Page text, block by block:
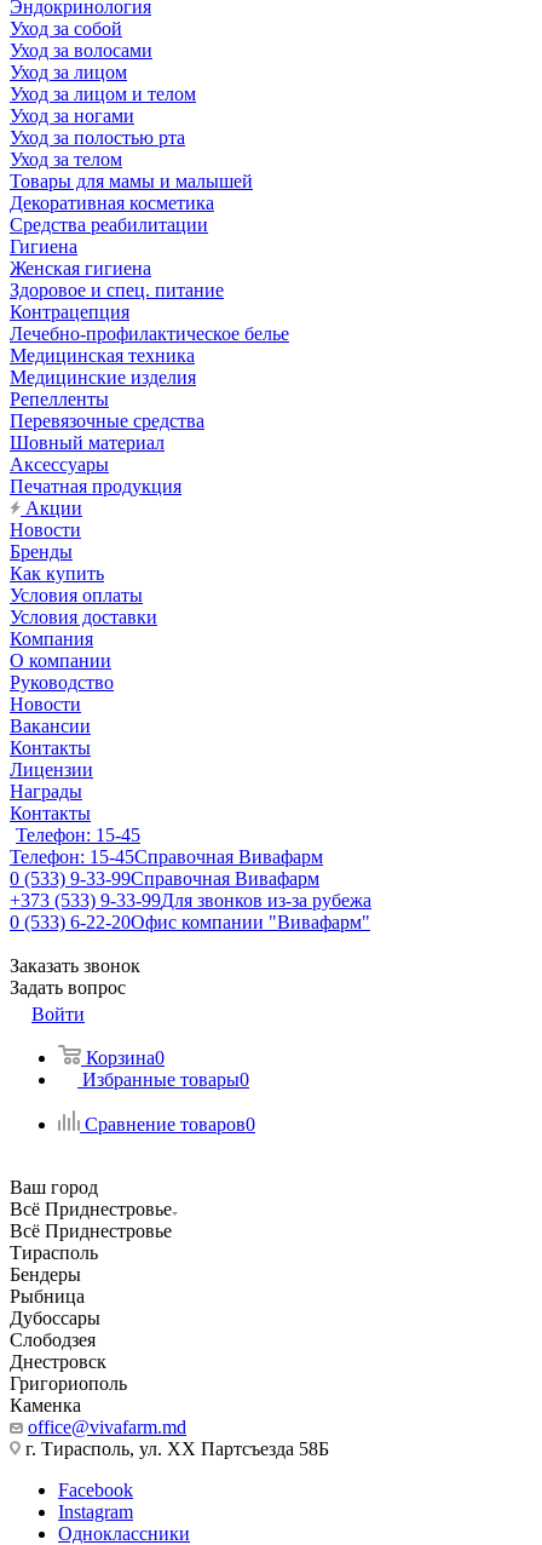
Эндокринология
Уход за собой
Уход за волосами
Уход за лицом
Уход за лицом и телом
Уход за ногами
Уход за полостью рта
Уход за телом
Товары для мамы и малышей
Декоративная косметика
Средства реабилитации
Гигиена
Женская гигиена
Здоровое и спец. питание
Контрацепция
Лечебно-профилактическое белье
Медицинская техника
Медицинские изделия
Репелленты
Перевязочные средства
Шовный материал
Аксессуары
Печатная продукция
Акции
Новости
Бренды
Как купить
Условия оплаты
Условия доставки
Компания
О компании
Руководство
Новости
Вакансии
Контакты
Лицензии
Награды
Контакты
Телефон: 15-45
Телефон: 15-45Справочная Вивафарм
0 (533) 9-33-99Справочная Вивафарм
+373 (533) 9-33-99Для звонков из-за рубежа
0 (533) 6-22-20Офис компании "Вивафарм"
Заказать звонок
Задать вопрос
Войти
Корзина0
Избранные товары0
Сравнение товаров0
Ваш город
Всё Приднестровье
Всё Приднестровье
Тирасполь
Бендеры
Рыбница
Дубоссары
Слободзея
Днестровск
Григориополь
Каменка
office@vivafarm.md
г. Тирасполь, ул. ХХ Партсъезда 58Б
Facebook
Instagram
Одноклассники